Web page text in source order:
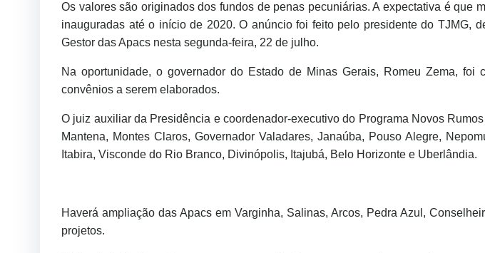
Os valores são originados dos fundos de penas pecuniárias. A expectativa é
inauguradas até o início de 2020. O anúncio foi feito pelo presidente do TJMG,
Gestor das Apacs nesta segunda-feira, 22 de julho.
Na oportunidade, o governador do Estado de Minas Gerais, Romeu Zema,
convênios a serem elaborados.
O juiz auxiliar da Presidência e coordenador-executivo do Programa Novos
Mantena, Montes Claros, Governador Valadares, Janaúba, Pouso Alegre,
Itabira, Visconde do Rio Branco, Divinópolis, Itajubá, Belo Horizonte e Uberlândia.
Haverá ampliação das Apacs em Varginha, Salinas, Arcos, Pedra Azul,
projetos.
n
a
l
d
e
J
u
t
i